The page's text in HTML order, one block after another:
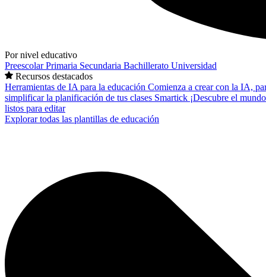
Por nivel educativo
PreescolarPrimaria Secundaria Bachillerato Universidad
Recursos destacados
Herramientas de IA para la educación Comienza a crear con la IA,
simplificar la planificación de tus clases Smartick ¡Descubre el
listos para editar
Explorar todas las plantillas de educación